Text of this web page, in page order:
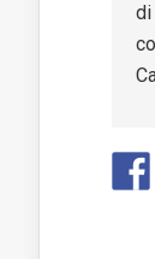
di